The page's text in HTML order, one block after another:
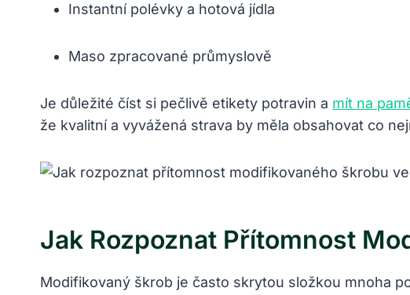
Instantní polévky a hotová jídla
Maso zpracované průmyslově
Je důležité číst si pečlivě etikety potravin a mít na
že kvalitní a vyvážená strava by měla obsahovat co
Jak Rozpoznat Přítomnost
Modifikovaný škrob je často skrytou složkou mnoha